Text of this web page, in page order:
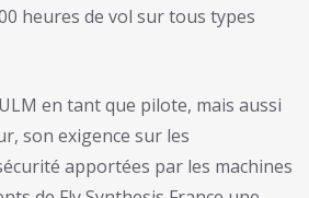
heures de vol sur tous types
en tant que pilote, mais aussi
son exigence sur les
apportées par les machines